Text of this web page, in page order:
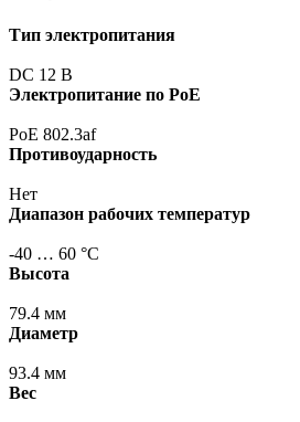
Тип электропитания
DC 12 В
Электропитание по PoE
PoE 802.3af
Противоударность
Нет
Диапазон рабочих температур
-40 … 60 °С
Высота
79.4 мм
Диаметр
93.4 мм
Вес